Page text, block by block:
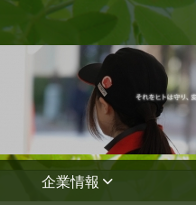
企業情報